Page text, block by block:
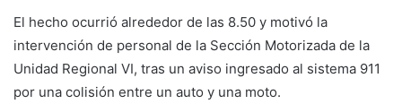
El hecho ocurrió alrededor de las 8.50 y motivó la
intervención de personal de la Sección Motorizada de la
Unidad Regional VI, tras un aviso ingresado al sistema 911
por una colisión entre un auto y una moto.